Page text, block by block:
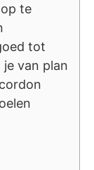
te
tot
van plan